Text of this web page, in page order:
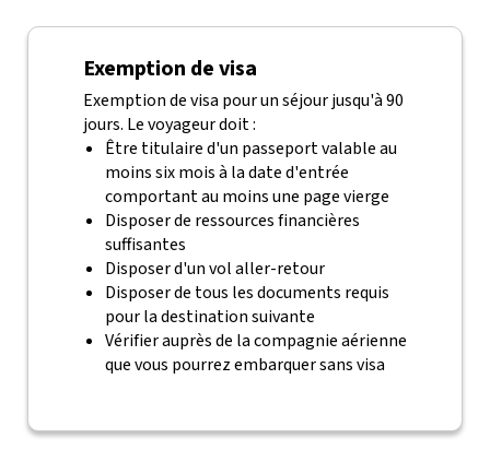
Exemption de visa
Exemption de visa pour un séjour jusqu'à 90
jours. Le voyageur doit :
Être titulaire d'un passeport valable au
moins six mois à la date d'entrée
comportant au moins une page vierge
Disposer de ressources financières
suffisantes
Disposer d'un vol aller-retour
Disposer de tous les documents requis
pour la destination suivante
Vérifier auprès de la compagnie aérienne
que vous pourrez embarquer sans visa